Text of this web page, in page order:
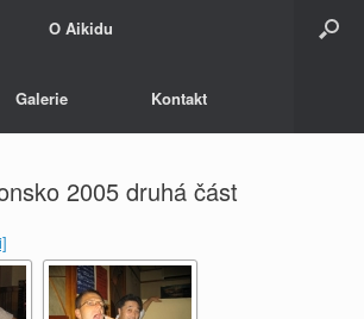
O Aikidu
Galerie Kontakt
2005 druhá část